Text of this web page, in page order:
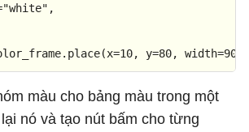
"white" ,
10, y=80, width=90
màu cho bảng màu trong một
nó và tạo nút bấm cho từng